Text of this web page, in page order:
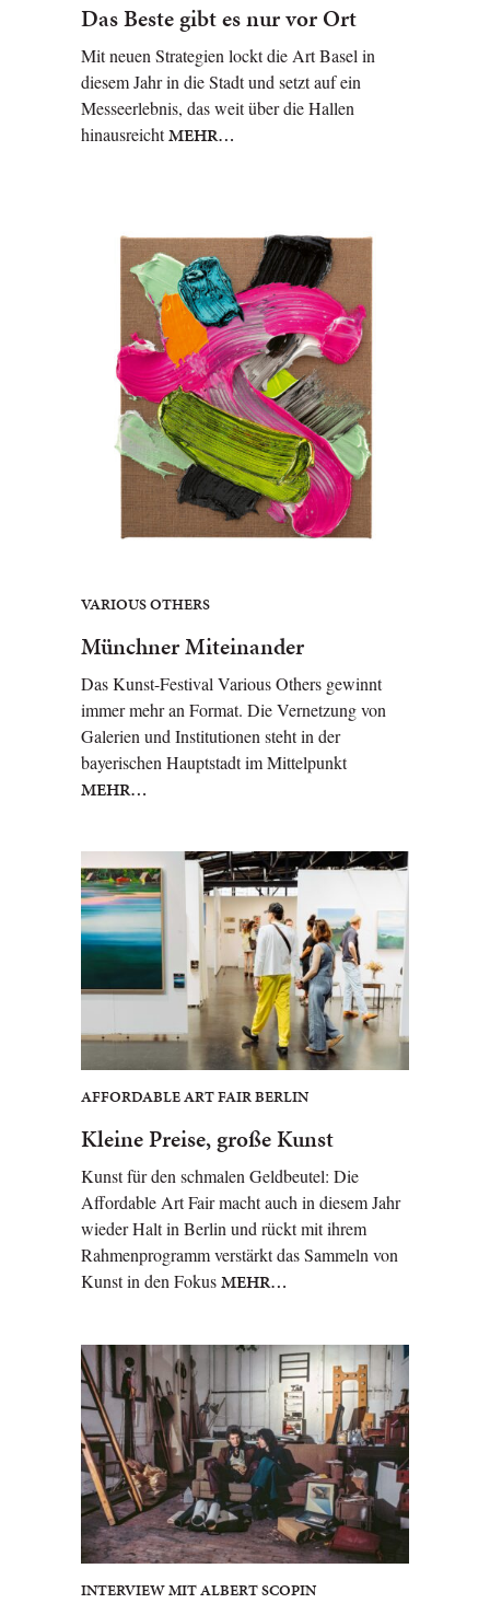
Das Beste gibt es nur vor Ort
Mit neuen Strategien lockt die Art Basel in
diesem Jahr in die Stadt und setzt auf ein
Messeerlebnis, das weit über die Hallen
hinausreichtMEHR…
VARIOUS OTHERS
Münchner Miteinander
Das Kunst-Festival Various Others gewinnt
immer mehr an Format. Die Vernetzung von
Galerien und Institutionen steht in der
bayerischen Hauptstadt im Mittelpunkt
MEHR…
AFFORDABLE ART FAIR BERLIN
Kleine Preise, große Kunst
Kunst für den schmalen Geldbeutel: Die
Affordable Art Fair macht auch in diesem Jahr
wieder Halt in Berlin und rückt mit ihrem
Rahmenprogramm verstärkt das Sammeln von
Kunst in den FokusMEHR…
INTERVIEW MIT ALBERT SCOPIN